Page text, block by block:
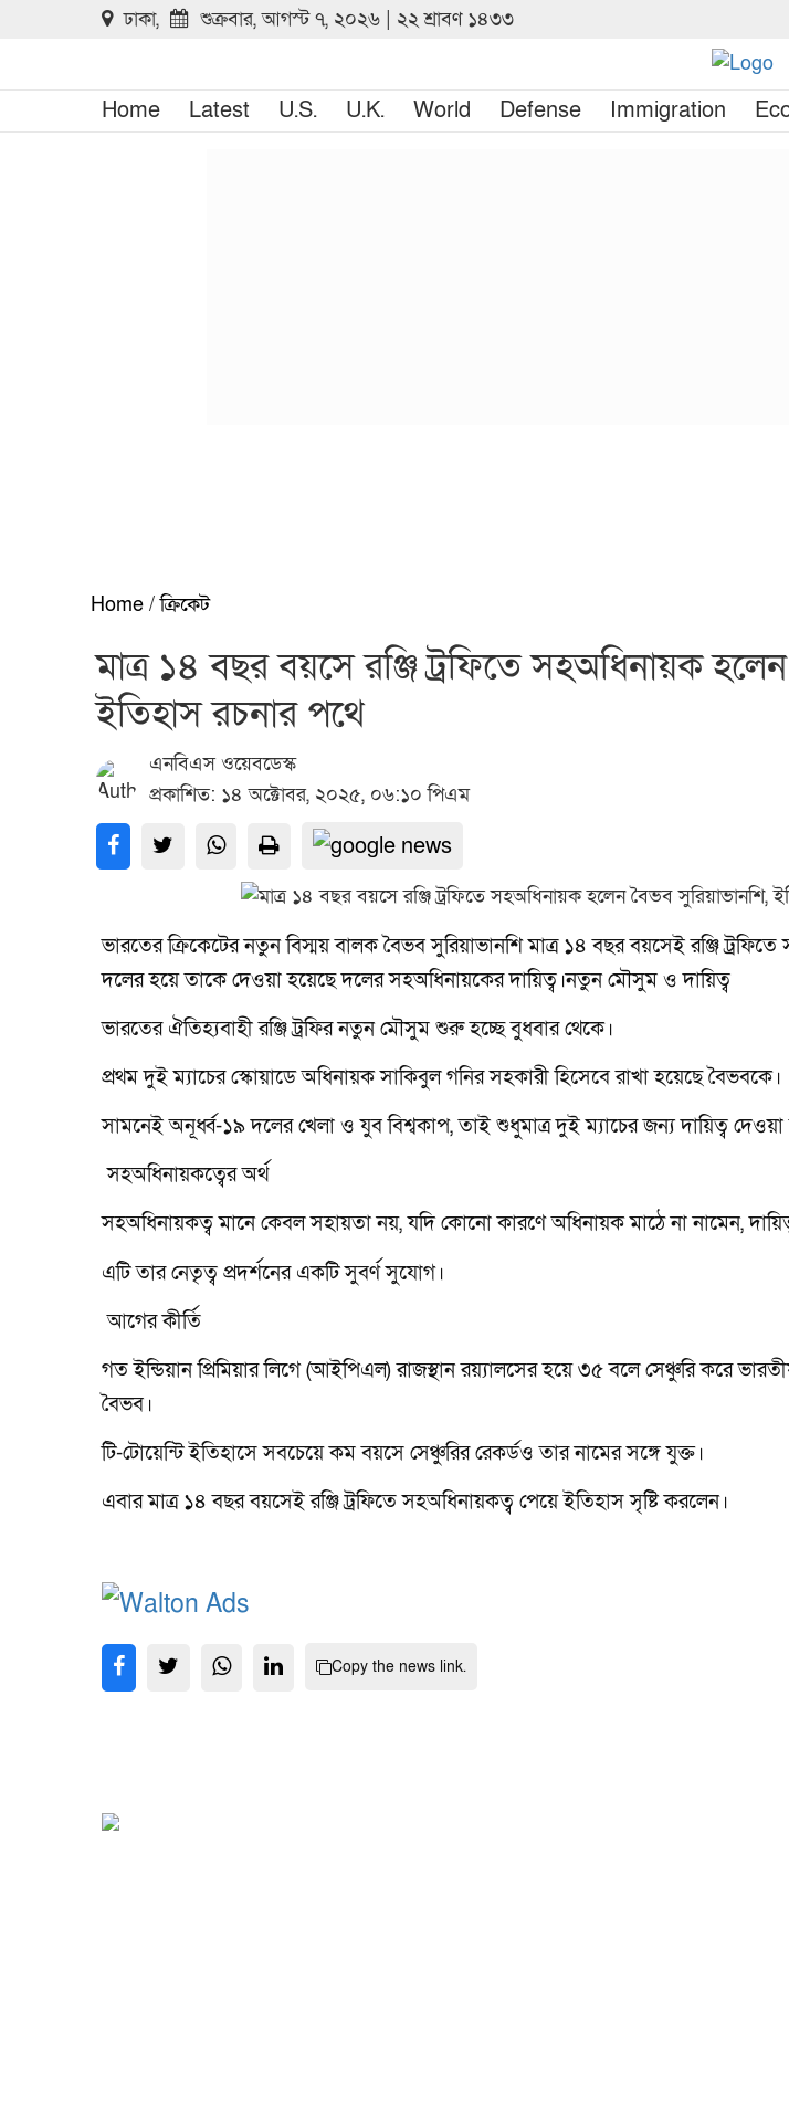
ঢাকা, শুক্রবার, আগস্ট ৭, ২০২৬ | ২২ শ্রাবণ ১৪৩৩
Home Latest U.S. U.K. World Defense Immigration
Home / ক্রিকেট
মাত্র ১৪ বছর বয়সে রঞ্জি ট্রফিতে সহঅধিনায়ক
ইতিহাস রচনার পথে
এনবিএস ওয়েবডেস্ক
প্রকাশিত: ১৪ অক্টোবর, ২০২৫, ০৬:১০ পিএম
ভারতের ক্রিকেটের নতুন বিস্ময় বালক বৈভব সুরিয়াভানশি মাত্র ১৪ বছর বয়সেই রঞ্জি
দলের হয়ে তাকে দেওয়া হয়েছে দলের সহঅধিনায়কের দায়িত্ব।নতুন মৌসুম ও দায়িত্ব
ভারতের ঐতিহ্যবাহী রঞ্জি ট্রফির নতুন মৌসুম শুরু হচ্ছে বুধবার থেকে।
প্রথম দুই ম্যাচের স্কোয়াডে অধিনায়ক সাকিবুল গনির সহকারী হিসেবে রাখা হয়েছে বৈভবকে।
সামনেই অনূর্ধ্ব-১৯ দলের খেলা ও যুব বিশ্বকাপ, তাই শুধুমাত্র দুই ম্যাচের জন্য দায়িত্ব দেওয়া
সহঅধিনায়কত্বের অর্থ
সহঅধিনায়কত্ব মানে কেবল সহায়তা নয়, যদি কোনো কারণে অধিনায়ক মাঠে না নামেন,
এটি তার নেতৃত্ব প্রদর্শনের একটি সুবর্ণ সুযোগ।
আগের কীর্তি
গত ইন্ডিয়ান প্রিমিয়ার লিগে (আইপিএল) রাজস্থান রয়্যালসের হয়ে ৩৫ বলে সেঞ্চুরি করে
বৈভব।
টি-টোয়েন্টি ইতিহাসে সবচেয়ে কম বয়সে সেঞ্চুরির রেকর্ডও তার নামের সঙ্গে যুক্ত।
এবার মাত্র ১৪ বছর বয়সেই রঞ্জি ট্রফিতে সহঅধিনায়কত্ব পেয়ে ইতিহাস সৃষ্টি করলেন।
Copy the news link.